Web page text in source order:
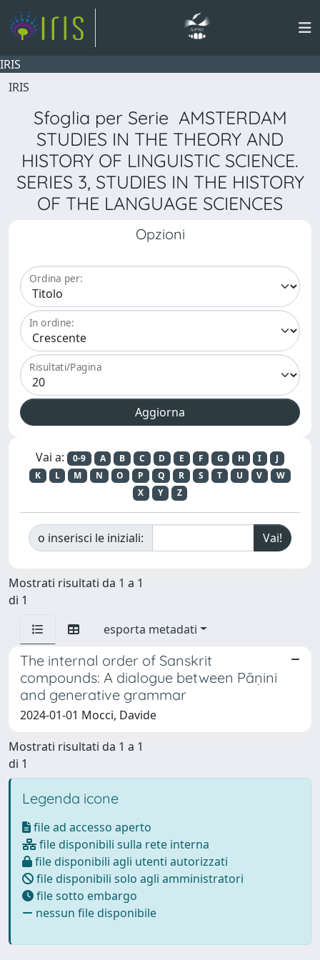
IRIS
IRIS
Sfoglia per Serie AMSTERDAM
STUDIES IN THE THEORY AND
HISTORY OF LINGUISTIC SCIENCE.
SERIES 3, STUDIES IN THE HISTORY
OF THE LANGUAGE SCIENCES
Opzioni
Ordina per:
In ordine:
Risultati/Pagina
Vai a: 0-9 A B C D E F G H I
J
K
L M N O P Q R S T U V
W
X
Y Z
o inserisci le iniziali:
Mostrati risultati da 1 a 1
di 1
esporta metadati
The internal order of Sanskrit
compounds: A dialogue between Pāṇini
and generative grammar
2024-01-01 Mocci, Davide
Mostrati risultati da 1 a 1
di 1
Legenda icone
file ad accesso aperto
file disponibili sulla rete interna
file disponibili agli utenti autorizzati
file disponibili solo agli amministratori
file sotto embargo
nessun file disponibile